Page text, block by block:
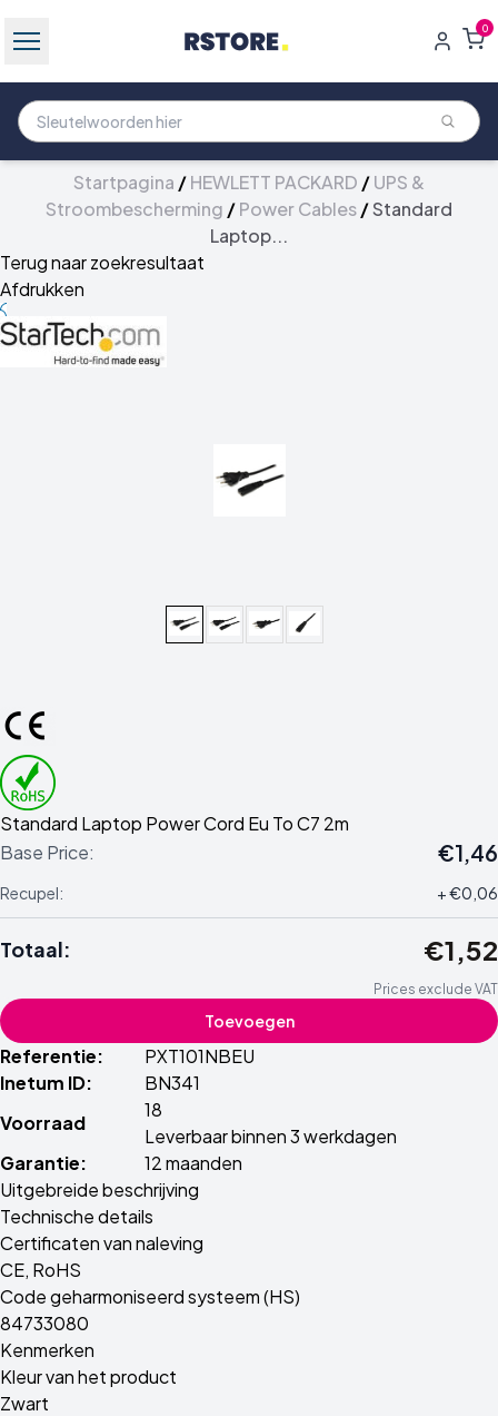
0
Startpagina /HEWLETT PACKARD /UPS &
Stroombescherming /Power Cables/Standard
Laptop...
Terug naar zoekresultaat
Afdrukken
Standard Laptop Power Cord Eu To C7 2m
Base Price:
€1,46
Recupel: + €0,06
Totaal: €1,52
Prices exclude VAT
Toevoegen
Referentie:
PXT101NBEU
Inetum ID:
BN341
Voorraad
18
Leverbaar binnen 3 werkdagen
Garantie:
12 maanden
Uitgebreide beschrijving
Technische details
Certificaten van naleving
CE, RoHS
Code geharmoniseerd systeem (HS)
84733080
Kenmerken
Kleur van het product
Zwart